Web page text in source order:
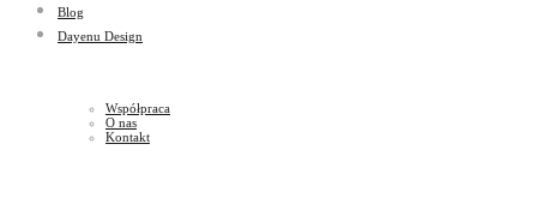
Blog
Dayenu Design
Współpraca
O nas
Kontakt